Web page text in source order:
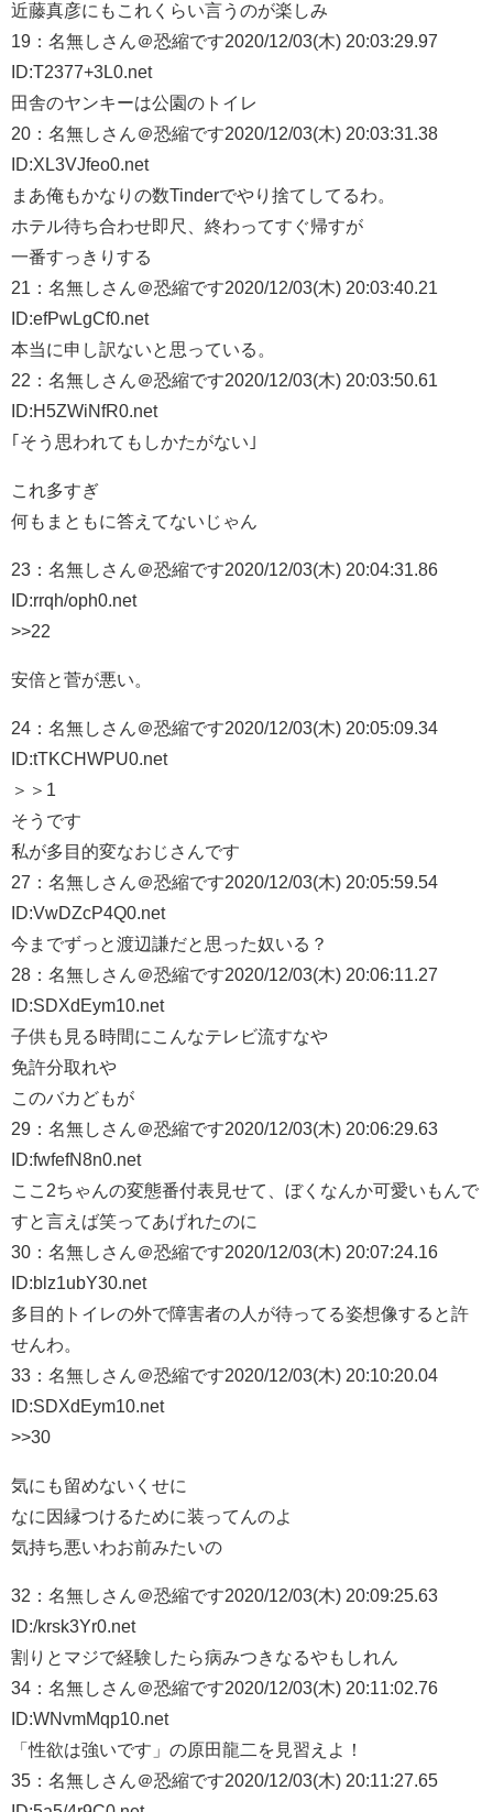
近藤真彦にもこれくらい言うのが楽しみ
19： 名無しさん＠恐縮です2020/12/03(木) 20:03:29.97
ID:T2377+3L0.net
田舎のヤンキーは公園のトイレ
20： 名無しさん＠恐縮です2020/12/03(木) 20:03:31.38
ID:XL3VJfeo0.net
まあ俺もかなりの数Tinderでやり捨てしてるわ。
ホテル待ち合わせ即尺、終わってすぐ帰すが
一番すっきりする
21： 名無しさん＠恐縮です2020/12/03(木) 20:03:40.21
ID:efPwLgCf0.net
本当に申し訳ないと思っている。
22： 名無しさん＠恐縮です2020/12/03(木) 20:03:50.61
ID:H5ZWiNfR0.net
｢そう思われてもしかたがない｣
これ多すぎ
何もまともに答えてないじゃん
23： 名無しさん＠恐縮です2020/12/03(木) 20:04:31.86
ID:rrqh/oph0.net
>>22
安倍と菅が悪い。
24： 名無しさん＠恐縮です2020/12/03(木) 20:05:09.34
ID:tTKCHWPU0.net
＞＞1
そうです
私が多目的変なおじさんです
27： 名無しさん＠恐縮です2020/12/03(木) 20:05:59.54
ID:VwDZcP4Q0.net
今までずっと渡辺謙だと思った奴いる？
28： 名無しさん＠恐縮です2020/12/03(木) 20:06:11.27
ID:SDXdEym10.net
子供も見る時間にこんなテレビ流すなや
免許分取れや
このバカどもが
29： 名無しさん＠恐縮です2020/12/03(木) 20:06:29.63
ID:fwfefN8n0.net
ここ2ちゃんの変態番付表見せて、ぼくなんか可愛いもんで
すと言えば笑ってあげれたのに
30： 名無しさん＠恐縮です2020/12/03(木) 20:07:24.16
ID:blz1ubY30.net
多目的トイレの外で障害者の人が待ってる姿想像すると許
せんわ。
33： 名無しさん＠恐縮です2020/12/03(木) 20:10:20.04
ID:SDXdEym10.net
>>30
気にも留めないくせに
なに因縁つけるために装ってんのよ
気持ち悪いわお前みたいの
32： 名無しさん＠恐縮です2020/12/03(木) 20:09:25.63
ID:/krsk3Yr0.net
割りとマジで経験したら病みつきなるやもしれん
34： 名無しさん＠恐縮です2020/12/03(木) 20:11:02.76
ID:WNvmMqp10.net
「性欲は強いです」の原田龍二を見習えよ！
35： 名無しさん＠恐縮です2020/12/03(木) 20:11:27.65